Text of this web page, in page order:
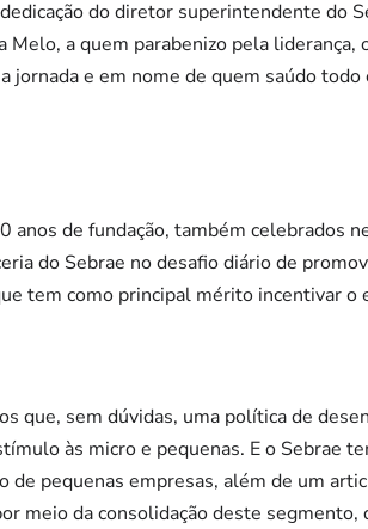
do diretor superintendente do
Melo, a quem parabenizo pela
jornada e em nome de quem saúdo
anos de fundação, também celebrados
do Sebrae no desafio diário de
tem como principal mérito incentivar
que, sem dúvidas, uma política de
às micro e pequenas. E o Sebrae
de pequenas empresas, além de um
meio da consolidação deste